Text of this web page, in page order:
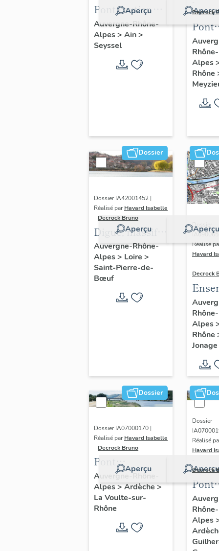
Aperçu
Pont routier dit
nouveau pont
de Seyssel
Auvergne-Rhône-
Alpes> Ain>
Seyssel
Aperçu
Decrock
Pont
de
Rhône-
Alpes
Rhône
Dossier
Aperçu
Dossier IA42001452 |
Réalisé par Havard Isabelle
- Decrock Bruno
Digue, massif
de coupure
Auvergne-Rhône-
Alpes> Loire >
Saint-Pierre-de-
Bœuf
Aperçu
Dossier
Réalisé
Havard
-
Decrock
des
du
sur le
Rhône-
Alpes
Rhône
Jonage
Dossier
Aperçu
Dossier IA07000170 |
Réalisé par Havard Isabelle
- Decrock Bruno
Pont
ferroviaire dit
viaduc de La
Voulte
Auvergne-Rhône-
Alpes>Ardèche>
La Voulte-sur-
Rhône
Aperçu
Dossier
Réalisé
Havard
Decrock
Pont
Rhône-
Alpes